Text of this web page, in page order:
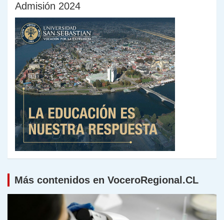
Admisión 2024
Más contenidos en VoceroRegional.CL